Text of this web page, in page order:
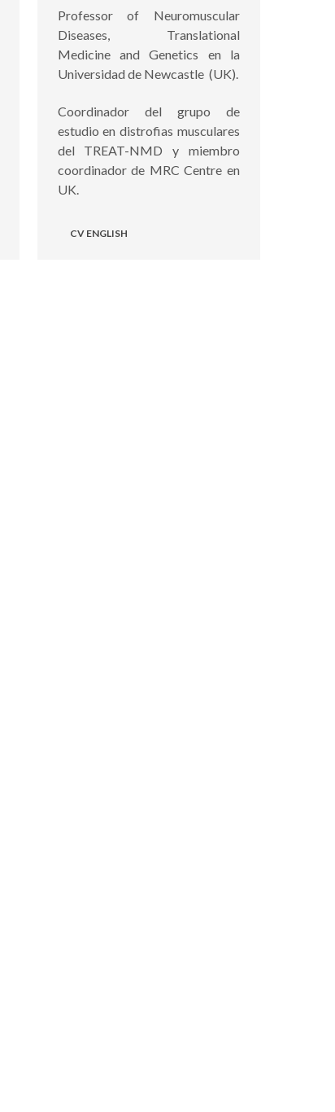
Professor of Neuromuscular
Diseases, Translational
Medicine and Genetics en la
Universidad de Newcastle (UK).
Coordinador del grupo de
estudio en distrofias musculares
del TREAT-NMD y miembro
coordinador de MRC Centre en
UK.
CV ENGLISH